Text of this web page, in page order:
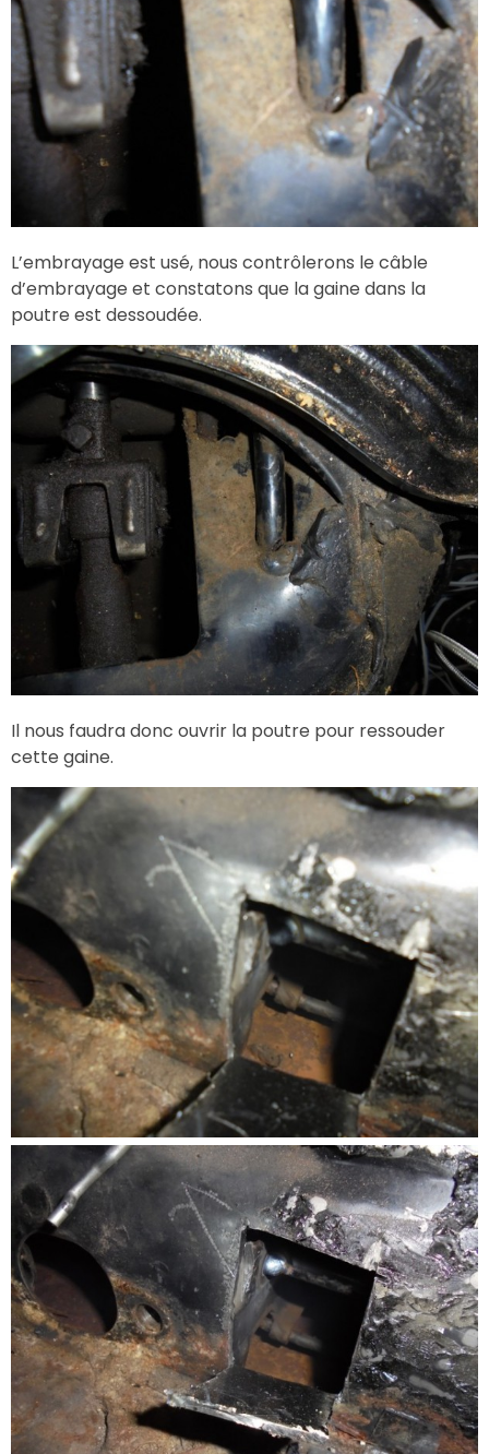
L’embrayage est usé, nous contrôlerons le câble
d’embrayage et constatons que la gaine dans la
poutre est dessoudée.
Il nous faudra donc ouvrir la poutre pour ressouder
cette gaine.